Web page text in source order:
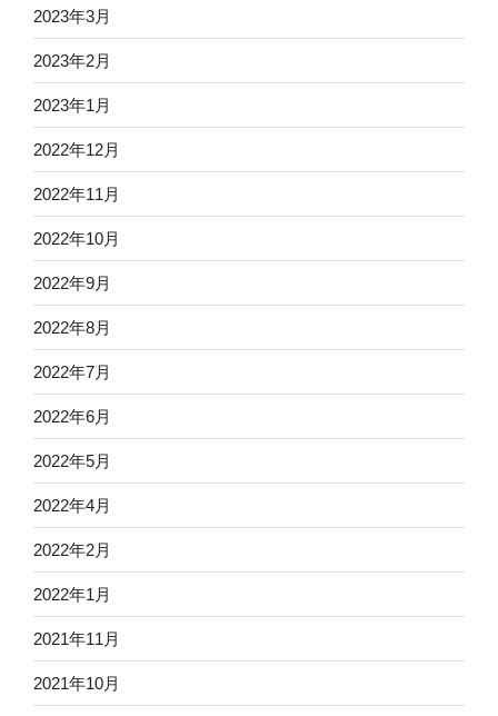
2023年3月
2023年2月
2023年1月
2022年12月
2022年11月
2022年10月
2022年9月
2022年8月
2022年7月
2022年6月
2022年5月
2022年4月
2022年2月
2022年1月
2021年11月
2021年10月